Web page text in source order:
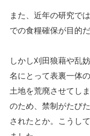
また、近年の研究で
での食糧確保が目的
しかし刈田狼藉や乱
名にとって表裏一体
土地を荒廃させてし
のため、禁制がたび
されたとか。こうし